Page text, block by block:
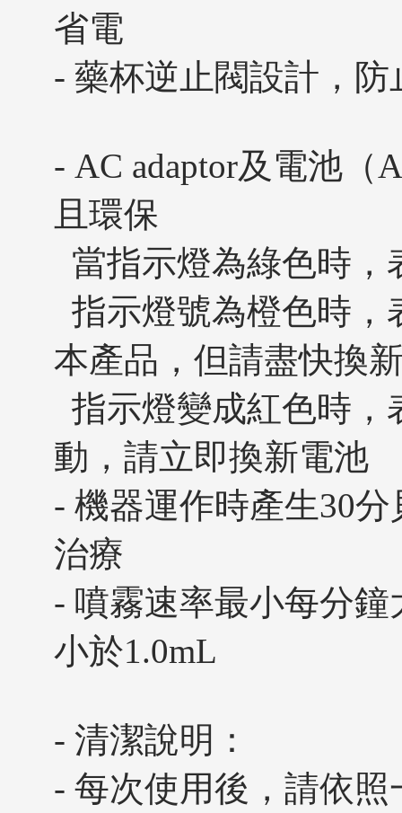
省電
- 藥杯逆止閥設計，防
- AC adaptor及電池
且環保
當指示燈為綠色時，
指示燈號為橙色時，
本產品，但請盡快換
指示燈變成紅色時，
動，請立即換新電池
- 機器運作時產生30
治療
- 噴霧速率最小每分
小於1.0mL
- 清潔說明：
- 每次使用後，請依